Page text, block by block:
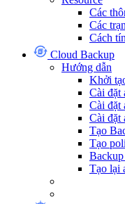
Các
Các
Cách
Cloud Backup
Hướng dẫn
Khởi
Cài đặt
Cài đặt
Cài đặt
Tạo
Tạo
Backup
Tạo lại